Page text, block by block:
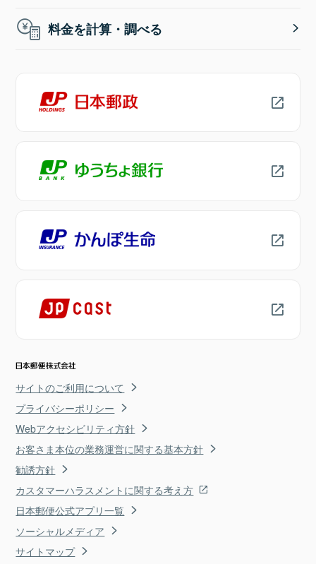
料金を計算・調べる
サイトのご利用について
プライバシーポリシー
Webアクセシビリティ方針
お客さま本位の業務運営に関する基本方針
勧誘方針
カスタマーハラスメントに関する考え方
日本郵便公式アプリ一覧
ソーシャルメディア
サイトマップ